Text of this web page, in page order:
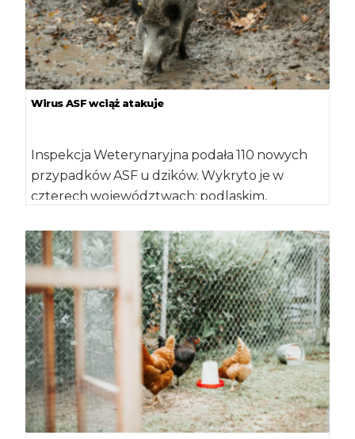
Wirus ASF wciąż atakuje
Inspekcja Weterynaryjna podała 110 nowych
przypadków ASF u dzików. Wykryto je w
czterech województwach: podlaskim,
mazowieckim. Łącznie, […]